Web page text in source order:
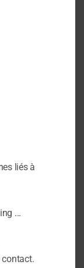
liés à
...
contact.